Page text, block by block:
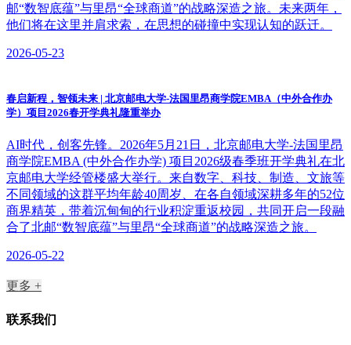
邮“数智底蕴”与里昂“全球商道”的战略深造之旅。未来两年，
他们将在这里并肩求索，在思想的碰撞中实现认知的跃迁。
2026-05-23
春启新程，智领未来 | 北京邮电大学-法国里昂商学院EMBA（中外合作办
学）项目2026春开学典礼隆重举办
​AI时代，创客先锋。2026年5月21日，北京邮电大学-法国里昂
商学院EMBA (中外合作办学) 项目2026级春季班开学典礼在北
京邮电大学经管楼盛大举行。来自数字、科技、制造、文旅等
不同领域的这群平均年龄40周岁、在各自领域深耕多年的52位
商界精英，带着沉甸甸的行业积淀重返校园，共同开启一段融
合了北邮“数智底蕴”与里昂“全球商道”的战略深造之旅。
2026-05-22
更多 +
联系我们